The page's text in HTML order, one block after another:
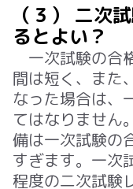
（３） 二次
るとよい？
一次試験の合
間は短く、また
なった場合は、
てはなりません
備は一次試験の
すぎます。一次
程度の二次試験